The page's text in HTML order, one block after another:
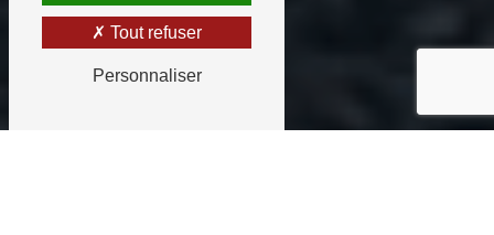
Tout refuser
Personnaliser